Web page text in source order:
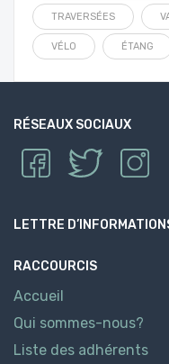
TRAVERSÉES
VÉLO ÉTANG
RÉSEAUX SOCIAUX
LETTRE
RACCOURCIS
Accueil
Qui sommes-nous?
Liste des adhérents